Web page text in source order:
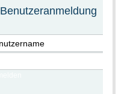
Benutzeranmeldung